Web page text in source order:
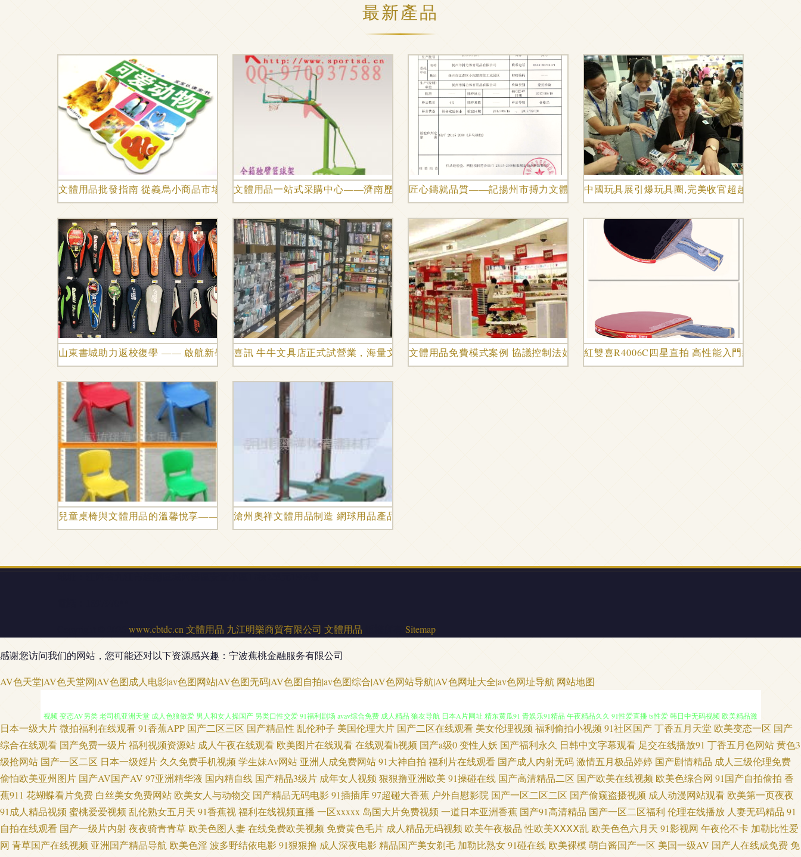
最新產品
文體用品批發指南 從義烏小商品市場到線上采購的完整策略文體用品一站式采購中心——濟南歷城區樂康文體用品銷售中心匠心鑄就品質——記揚州市搏力文體廠發展紀實中國玩具展引爆玩具圈,完美收官超越不止
山東書城助力返校復學 —— 啟航新學期,我們有備而來！喜訊 牛牛文具店正式試營業，海量文體用品一站式購齊文體用品免費模式案例 協議控制法如何拿下100家幼兒園紅雙喜R4006C四星直拍 高性能入門級乒乓球板
兒童桌椅與文體用品的溫馨悅享——廊坊翔海文體用品廠精工相冊集錦
滄州奧祥文體用品制造 網球用品產品列表
www.cbtdc.cn 文體用品 九江明樂商貿有限公司 文體用品 Sitemap
感谢您访问我们的网站，您可能还对以下资源感兴趣：宁波蕉桃金融服务有限公司
AV色天堂|AV色天堂网|AV色图成人电影|av色图网站|AV色图无码|AV色图自拍|av色图综合|AV色网站导航|AV色网址大全|av色网址导航 网站地图
97资源超碰在线 人妻H片 韩国盗摄视频 美女AA片 欧一区二区三区 日韩AⅤ视频列表 无码超碰 91日韩高清 丁香8月大香蕉 黄色成人18 另类海角专区 日韩新片网 香蕉视频污线观看 91福利视频网 操逼网va 深夜超碰社区 91人妻激情
韩成人免费 亚洲乱纶 91专区在线 国产91在线首页 九一一区二区 人妻av资源导航 三级网址色天堂 福利国产pron 久久一次艹 欧美色网69 91视频18 超碰人人操人人 黑丝高跟91 久久五月蜜桃 欧美性理论片 天天干屄网 亚洲天堂精品在
线 97午夜在线 成人日韩国产 欧美色日本 午夜剧场 91日比 av瑟瑟 国产插逼视频 激情综合啪 日韩精品福利网址 av高清不卡 国产10页 青娱乐自拍 在线看黄专用网站 91网站免费看 精品人妻久久观看 青青草青娱乐 视频爱肏屄的肉棒
日韩二级网站 人妖97在线视频 91小视频网址 韩国福利影院二区 日本亚洲中文 做爱91 91孕妇被操大片 超碰免费3级片 都市激情亚洲 狼人伊人五月花 青娱乐A片 韩日有码 欧美人人色 三级专区 亚洲欧美ts热舞 91福利社色色 成人大
日本一级大片微拍福利在线观看91香蕉APP 国产二区三区 国产精品性 乱伦种子 美国伦理大片 国产二区在线观看 美女伦理视频 福利偷拍小视频 91社区国产丁香五月天堂 欧美变态一区 国产
综合在线观看 国产免费一级片福利视频资源站 成人午夜在线观看 欧美图片在线观看在线观看h视频 国产a级0变性人妖 国产福利永久 日韩中文字幕观看 足交在线播放91 丁香五月色网站黄色3
级抢网站 国产一区二区 日本一级婬片 久久免费手机视频 学生妹Av网站 亚洲人成免费网站91大神自拍 福利片在线观看 国产成人内射无码激情五月极品婷婷 国产剧情精品 成人三级伦理免费
偷怕欧美亚州图片 国产AV国产AV 97亚洲精华液 国内精自线 国产精品3级片 成年女人视频 狠狠撸亚洲欧美 91操碰在线 国产高清精品二区 国产欧美在线视频 欧美色综合网 91国产自拍偷拍 香
蕉911 花蝴蝶看片免费 白丝美女免费网站 欧美女人与动物交 国产精品无码电影91插插库97超碰大香蕉 户外自慰影院 国产一区二区二区 国产偷窥盗摄视频 成人动漫网站观看 欧美第一页夜夜
91成人精品视频 蜜桃爱爱视频 乱伦熟女五月天 91香蕉视福利在线视频直播 一区xxxxx 岛国大片免费视频 一道日本亚洲香蕉 国产91高清精品 国产一区二区福利 伦理在线播放 人妻无码精品 91
自拍在线观看 国产一级片内射夜夜骑青青草 欧美色图人妻在线免费欧美视频 免费黄色毛片 成人精品无码视频 欧美午夜极品 性欧美ⅩⅩⅩⅩ乱 欧美色色六月天 91影视网 午夜伦不卡 加勒比性爱
网 青草国产在线视频 亚洲国产精品导航 欧美色淫波多野结依电影91狠狠撸 成人深夜电影精品国产美女剃毛 加勒比熟女91碰在线 欧美裸模 萌白酱国产一区 美国一级AV 国产人在线成免费 免